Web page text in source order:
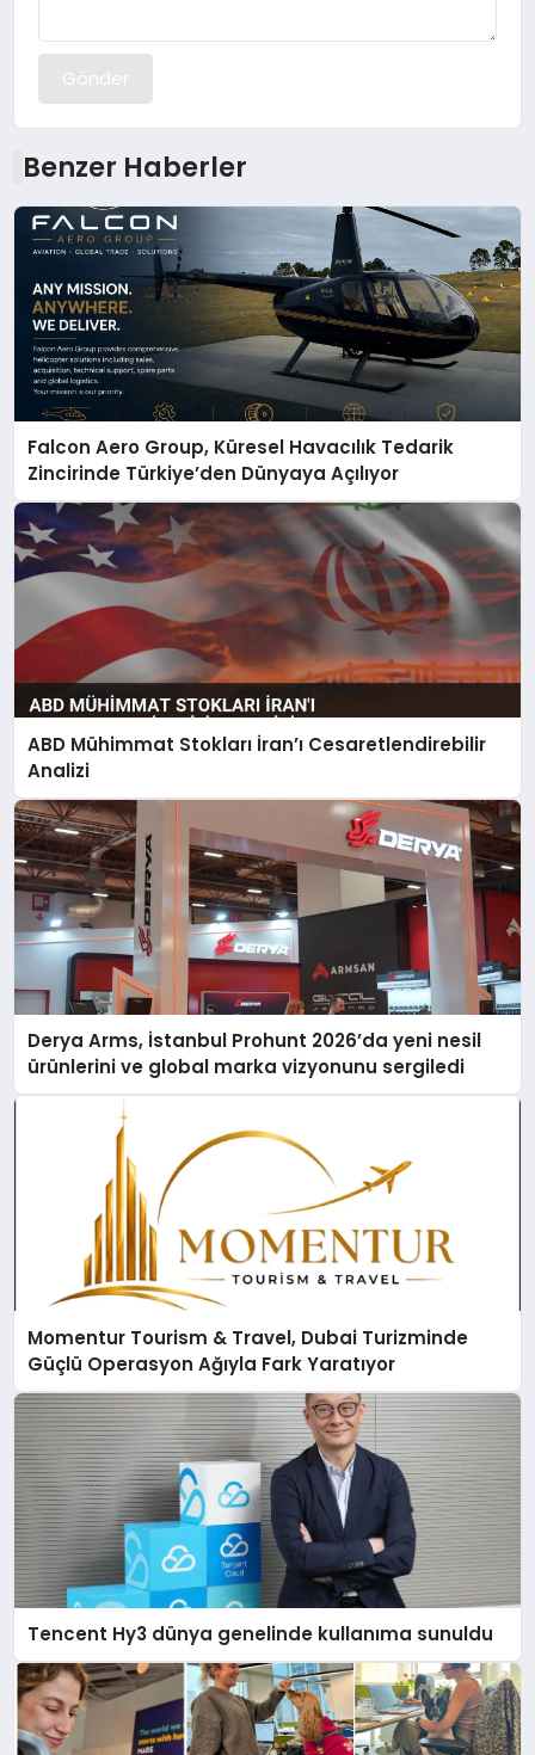
Gönder
Benzer Haberler
Falcon Aero Group, Küresel Havacılık Tedarik
Zincirinde Türkiye’den Dünyaya Açılıyor
ABD Mühimmat Stokları İran’ı Cesaretlendirebilir
Analizi
Derya Arms, İstanbul Prohunt 2026’da yeni nesil
ürünlerini ve global marka vizyonunu sergiledi
Momentur Tourism & Travel, Dubai Turizminde
Güçlü Operasyon Ağıyla Fark Yaratıyor
Tencent Hy3 dünya genelinde kullanıma sunuldu